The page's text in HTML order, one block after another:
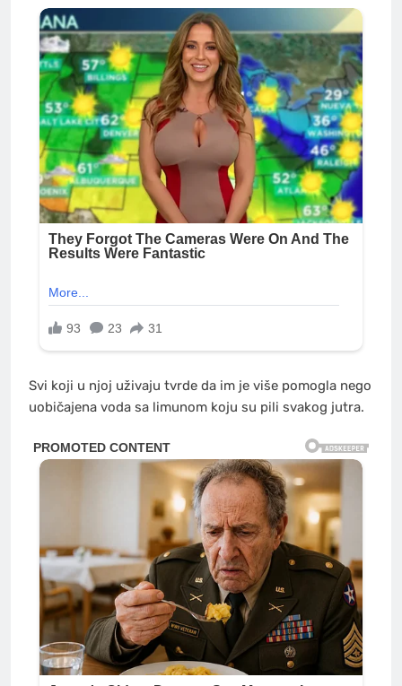
Svi koji u njoj uživaju tvrde da im je više pomogla nego
uobičajena voda sa limunom koju su pili svakog jutra.